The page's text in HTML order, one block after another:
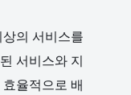
의 서비스를
서비스와 지
율적으로 배